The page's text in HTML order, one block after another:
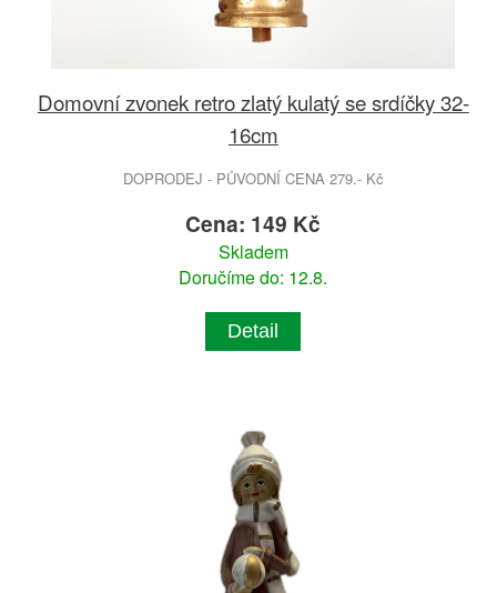
Domovní zvonek retro zlatý kulatý se srdíčky 32-
16cm
DOPRODEJ - PŮVODNÍ CENA 279.- Kč
Cena: 149 Kč
Skladem
Doručíme do: 12.8.
Detail